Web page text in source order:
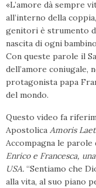
«L’amore dà sempre
all’interno della
genitori è strumento
nascita di ogni
Con queste parole il
dell’amore coniugale,
protagonista papa
del mondo.
Questo video fa
Apostolica Amoris
Accompagna le parole
Enrico e Francesca,
USA. “Sentiamo che
alla vita, al suo piano